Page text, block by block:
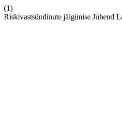
(1)
Riskivastsündinute jälgimise Juhend